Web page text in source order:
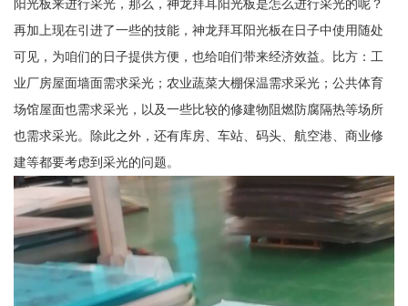
阳光板来进行采光，那么，神龙拜耳阳光板是怎么进行采光的呢？
再加上现在引进了一些的技能，神龙拜耳阳光板在日子中使用随处
可见，为咱们的日子提供方便，也给咱们带来经济效益。比方：工
业厂房屋面墙面需求采光；农业蔬菜大棚保温需求采光；公共体育
场馆屋面也需求采光，以及一些比较的修建物阻燃防腐隔热等场所
也需求采光。除此之外，还有库房、车站、码头、航空港、商业修
建等都要考虑到采光的问题。